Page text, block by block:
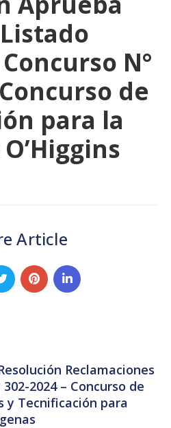
N°
de
para la
Article
Reclamaciones
2024 – Concurso de
y Tecnificación para